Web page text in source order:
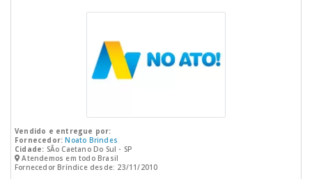
Vendido e entregue por:
Fornecedor: Noato Brindes
Cidade: SÃo Caetano Do Sul - SP
Atendemos em todo Brasil
Fornecedor Bríndice desde: 23/11/2010